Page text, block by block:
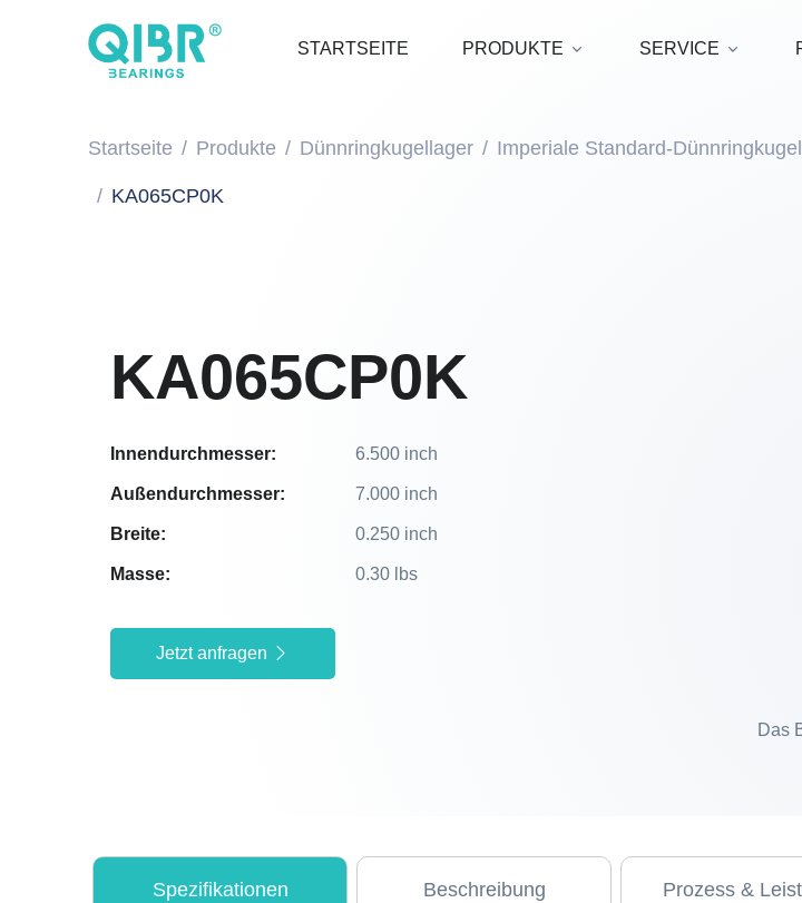
STARTSEITE PRODUKTE SERVICE
Startseite Produkte Dünnringkugellager Imperiale Standard-
KA065CP0K
KA065CP0K
Innendurchmesser: 6.500 inch
Außendurchmesser: 7.000 inch
Breite: 0.250 inch
Masse: 0.30 lbs
Jetzt anfragen
Das
Spezifikationen Beschreibung Prozess &